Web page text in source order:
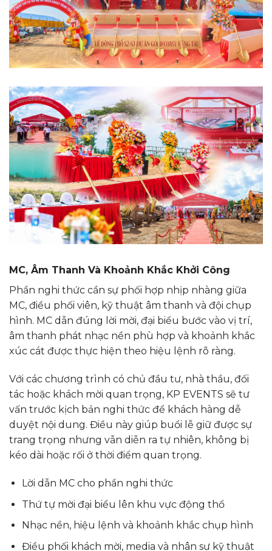
MC, Âm Thanh Và Khoảnh Khắc Khởi Công
Phần nghi thức cần sự phối hợp nhịp nhàng giữa
MC, điều phối viên, kỹ thuật âm thanh và đội chụp
hình. MC dẫn đúng lời mời, đại biểu bước vào vị trí,
âm thanh phát nhạc nền phù hợp và khoảnh khắc
xúc cát được thực hiện theo hiệu lệnh rõ ràng.
Với các chương trình có chủ đầu tư, nhà thầu, đối
tác hoặc khách mời quan trọng, KP EVENTS sẽ tư
vấn trước kịch bản nghi thức để khách hàng dễ
duyệt nội dung. Điều này giúp buổi lễ giữ được sự
trang trọng nhưng vẫn diễn ra tự nhiên, không bị
kéo dài hoặc rối ở thời điểm quan trọng.
Lời dẫn MC cho phần nghi thức
Thứ tự mời đại biểu lên khu vực động thổ
Nhạc nền, hiệu lệnh và khoảnh khắc chụp hình
Điều phối khách mời, media và nhân sự kỹ thuật